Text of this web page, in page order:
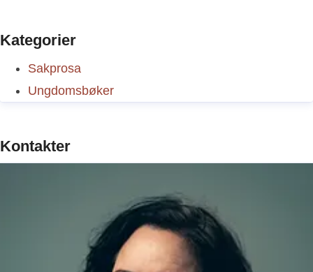
Kategorier
Sakprosa
Ungdomsbøker
Kontakter